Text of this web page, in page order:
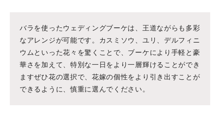
バラを使ったウェディングブーケは、王道ながらも多彩
なアレンジが可能です。カスミソウ、ユリ、デルフィニ
ウムといった花々を驚くことで、ブーケにより手軽と豪
華さを加えて、特別な一日をより一層輝けることができ
ますぜひ花の選択で、花嫁の個性をより引き出すことが
できるように、慎重に選んでください。